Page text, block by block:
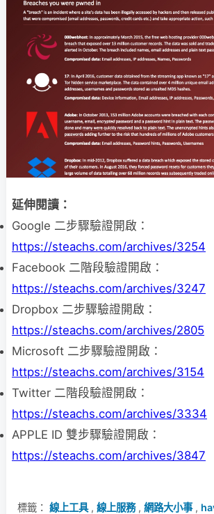
延伸閱讀：
Google 二步驟驗證開啟：
https://steachs.com/archives/3254
Facebook 二階段驗證開啟：
https://steachs.com/archives/3247
Dropbox 二步驟驗證開啟：
https://steachs.com/archives/2805
Microsoft 二步驟驗證開啟：
https://steachs.com/archives/3154
Twitter 二階段驗證開啟：
https://steachs.com/archives/3334
APPLE ID 雙步驟驗證開啟：
https://steachs.com/archives/3847
標籤： 線上工具, 線上服務, 網路大小事,